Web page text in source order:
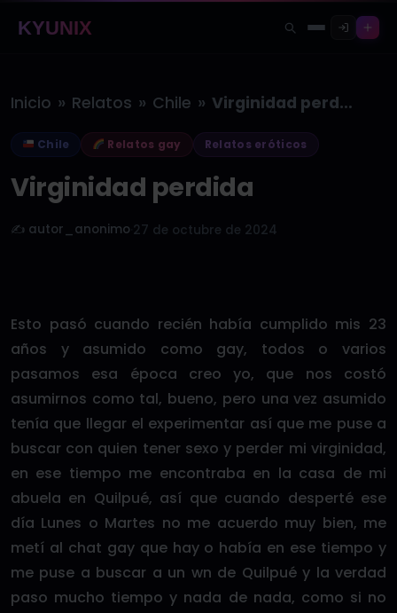
KYUNIX
Inicio » Relatos » Chile » Virginidad perdida
Chile Relatos gay Relatos eróticos
Virginidad perdida
✍️ autor_anonimo 27 de octubre de 2024
Esto pasó cuando recién había cumplido mis 23
años y asumido como gay, todos o varios
pasamos esa época creo yo, que nos costó
asumirnos como tal, bueno, pero una vez asumido
tenía que llegar el experimentar así que me puse a
buscar con quien tener sexo y perder mi virginidad,
en ese tiempo me encontraba en la casa de mi
abuela en Quilpué, así que cuando desperté ese
día Lunes o Martes no me acuerdo muy bien, me
metí al chat gay que hay o había en ese tiempo y
me puse a buscar a un wn de Quilpué y la verdad
paso mucho tiempo y nada de nada, como si no